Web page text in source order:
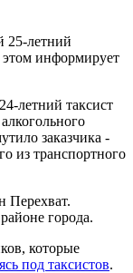
25-летний
информирует
летний таксист
заказчика -
из транспортного
Перехват.
города.
которые
под таксистов.